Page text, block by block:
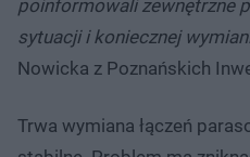
poinformowali zewnętrzne
sytuacji i koniecznej
Nowicka z Poznańskich
Trwa wymiana łączeń